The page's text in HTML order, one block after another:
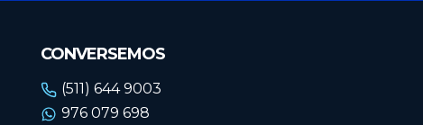
CONVERSEMOS
(511) 644 9003
976 079 698